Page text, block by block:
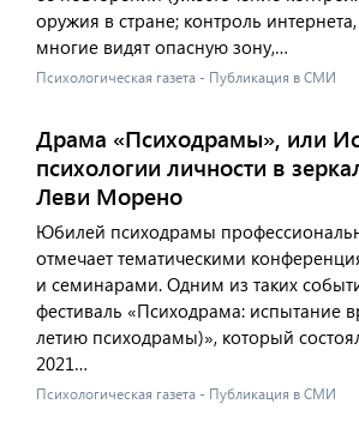
оружия в стране; контроль
многие видят опасную зону,…
Психологическая газета - Публикация в СМИ
Драма «Психодрамы», или
психологии личности в
Леви Морено
Юбилей психодрамы
отмечает тематическими
и семинарами. Одним из таких
фестиваль «Психодрама: испытание
летию психодрамы)», который
2021…
Психологическая газета - Публикация в СМИ